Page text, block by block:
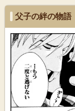
父子の絆の物語